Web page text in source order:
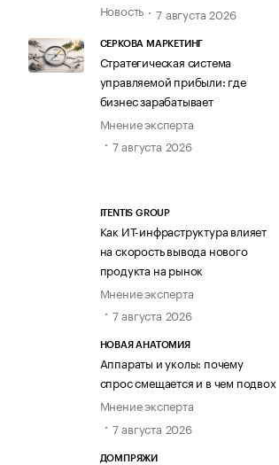
Новость
7 августа 2026
СЕРКОВА МАРКЕТИНГ
Стратегическая система
управляемой прибыли: где
бизнес зарабатывает
Мнение эксперта
7 августа 2026
ITENTIS GROUP
Как ИТ-инфраструктура влияет
на скорость вывода нового
продукта на рынок
Мнение эксперта
7 августа 2026
НОВАЯ АНАТОМИЯ
Аппараты и уколы: почему
спрос смещается и в чем подвох
Мнение эксперта
7 августа 2026
ДОМПРЯЖИ